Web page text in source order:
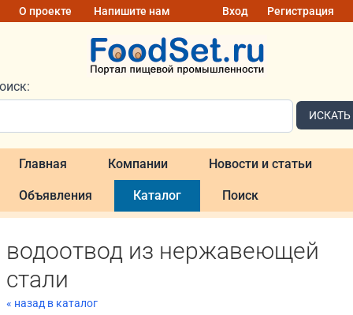
О проекте Напишите нам Вход Регистрация
ИСКАТЬ
Главная Компании Новости и статьи
Объявления Каталог Поиск
водоотвод из нержавеющей
стали
« назад в каталог